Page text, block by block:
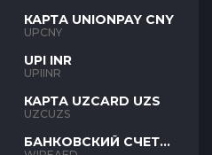
КАРТА UNIONPAY CNY
UPCNY
UPI INR
UPIINR
КАРТА UZCARD UZS
UZCUZS
БАНКОВСКИЙ СЧЕТ